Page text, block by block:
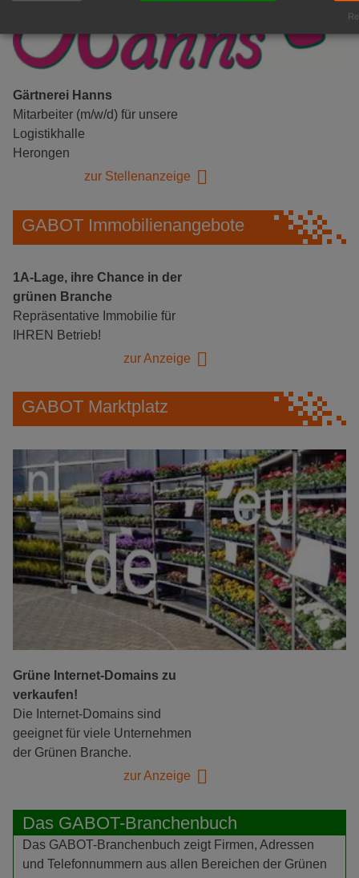
Gärtnerei Hanns
Mitarbeiter (m/w/d) für unsere
Logistikhalle
Herongen
zur Stellenanzeige
GABOT Immobilienangebote
1A-Lage, ihre Chance in der
grünen Branche
Repräsentative Immobilie für
IHREN Betrieb!
zur Anzeige
GABOT Marktplatz
Grüne Internet-Domains zu
verkaufen!
Die Internet-Domains sind
geeignet für viele Unternehmen
der Grünen Branche.
zur Anzeige
Das GABOT-Branchenbuch
Das GABOT-Branchenbuch zeigt Firmen, Adressen
und Telefonnummern aus allen Bereichen der Grünen